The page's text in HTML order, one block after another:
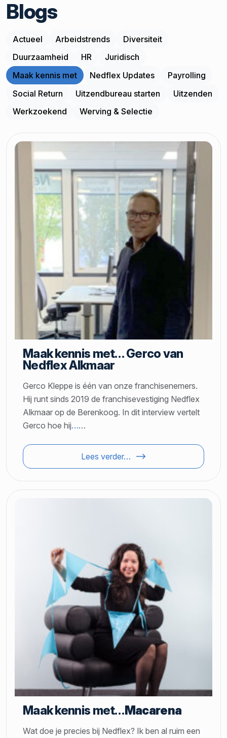
Blogs
Actueel Arbeidstrends
Diversiteit
Duurzaamheid
HR
Juridisch
Maak kennis met
Nedflex Updates
Payrolling
Social Return
Uitzendbureau starten
Uitzenden
Werkzoekend
Werving & Selectie
Maak kennis met… Gerco van
Nedflex Alkmaar
Gerco Kleppe is één van onze franchisenemers.
Hij runt sinds 2019 de franchisevestiging Nedflex
Alkmaar op de Berenkoog. In dit interview vertelt
Gerco hoe hij……
Lees verder…
Maak kennis met…Macarena
Wat doe je precies bij Nedflex? Ik ben al ruim een